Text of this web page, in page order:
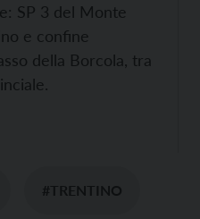
SP 3 del Monte
e confine
della Borcola, tra
#TRENTINO